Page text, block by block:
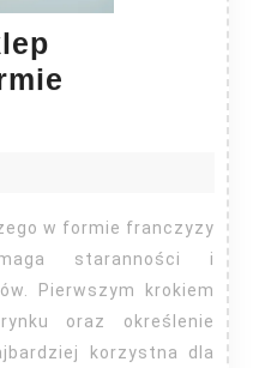
staranności i
Pierwszym krokiem
oraz określenie
korzystna dla